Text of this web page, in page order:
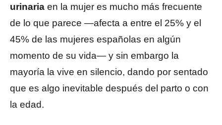
urinaria en la mujer es mucho más frecuente
de lo que parece —afecta a entre el 25% y el
45% de las mujeres españolas en algún
momento de su vida— y sin embargo la
mayoría la vive en silencio, dando por sentado
que es algo inevitable después del parto o con
la edad.